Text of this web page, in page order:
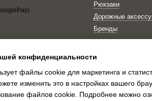
Рюкзаки
Дорожные
Бренды
конфиденциальности
файлы cookie для маркетинга и
изменить это в настройках вашего
файлов cookie. Подробнее можно